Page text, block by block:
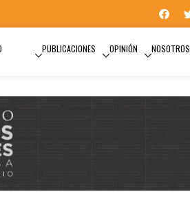
PUBLICACIONES OPINIÓN NOSOTROS